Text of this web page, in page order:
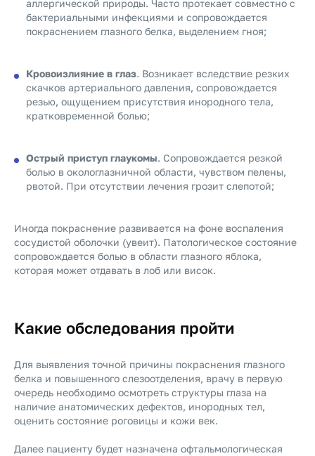
аллергической природы. Часто протекает совместно с
бактериальными инфекциями и сопровождается
покраснением глазного белка, выделением гноя;
Кровоизлияние в глаз. Возникает вследствие резких
скачков артериального давления, сопровождается
резью, ощущением присутствия инородного тела,
кратковременной болью;
Острый приступ глаукомы. Сопровождается резкой
болью в окологлазничной области, чувством пелены,
рвотой. При отсутствии лечения грозит слепотой;
Иногда покраснение развивается на фоне воспаления
сосудистой оболочки (увеит). Патологическое состояние
сопровождается болью в области глазного яблока,
которая может отдавать в лоб или висок.
Какие обследования пройти
Для выявления точной причины покраснения глазного
белка и повышенного слезоотделения, врачу в первую
очередь необходимо осмотреть структуры глаза на
наличие анатомических дефектов, инородных тел,
оценить состояние роговицы и кожи век.
Далее пациенту будет назначена офтальмологическая